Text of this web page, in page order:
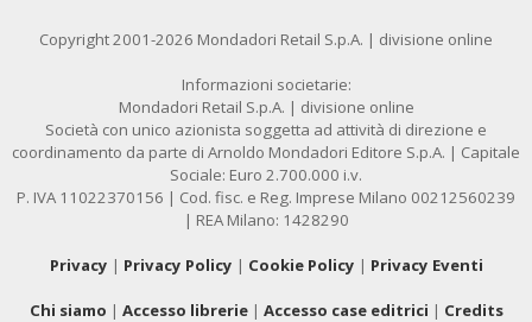
Copyright 2001-2026 Mondadori Retail S.p.A. | divisione online
Informazioni societarie:
Mondadori Retail S.p.A. | divisione online
Società con unico azionista soggetta ad attività di direzione e
coordinamento da parte di Arnoldo Mondadori Editore S.p.A. | Capitale
Sociale: Euro 2.700.000 i.v.
P. IVA 11022370156 | Cod. fisc. e Reg. Imprese Milano 00212560239
| REA Milano: 1428290
Privacy | Privacy Policy | Cookie Policy | Privacy Eventi
Chi siamo | Accesso librerie| Accesso case editrici | Credits